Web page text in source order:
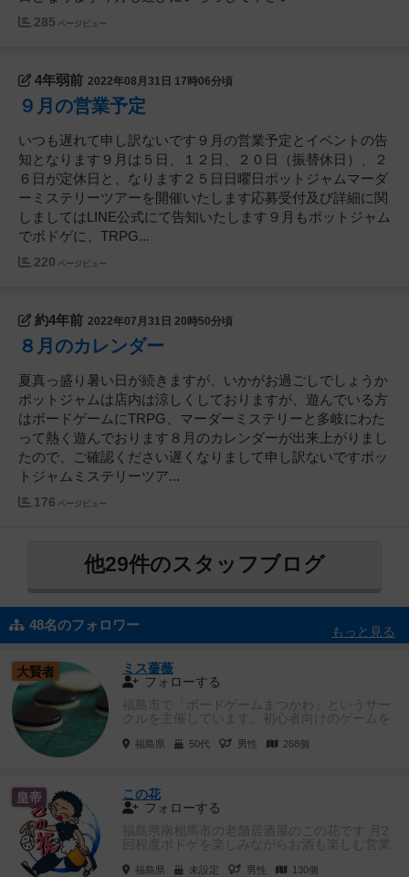
285 ページビュー
4年弱前 2022年08月31日 17時06分頃
９月の営業予定
いつも遅れて申し訳ないです９月の営業予定とイベントの告
知となります９月は５日、１２日、２０日（振替休日）、２
６日が定休日と、なります２５日日曜日ポットジャムマーダ
ーミステリーツアーを開催いたします応募受付及び詳細に関
しましてはLINE公式にて告知いたします９月もポットジャム
でボドゲに、TRPG...
220 ページビュー
約4年前 2022年07月31日 20時50分頃
８月のカレンダー
夏真っ盛り暑い日が続きますが、いかがお過ごしでしょうか
ポットジャムは店内は涼しくしておりますが、遊んでいる方
はボードゲームにTRPG、マーダーミステリーと多岐にわた
って熱く遊んでおります８月のカレンダーが出来上がりまし
たので、ご確認ください遅くなりまして申し訳ないですポッ
トジャムミステリーツア...
176 ページビュー
他29件のスタッフブログ
48名のフォロワー もっと見る
大賢者
ミス薔薇
フォローする
福島市で「ボードゲームまつかわ」というサー
クルを主催しています。初心者向けのゲームを
福島県 50代 男性 268個
皇帝
この花
フォローする
福島県南相馬市の老舗居酒屋のこの花です 月2
回程度ボドゲを楽しみながらお酒も楽しむ営業
福島県 未設定 男性 130個